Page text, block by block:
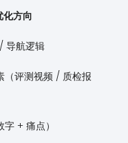
化方向
导航逻辑
（评测视频 / 质检报
+ 痛点）